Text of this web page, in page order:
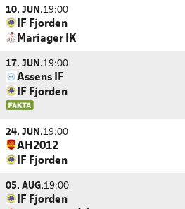
10. JUN.19:00
IF Fjorden
Mariager IK
17. JUN.19:00
Assens IF
IF Fjorden
24. JUN.19:00
AH2012
IF Fjorden
05. AUG.19:00
IF Fjorden